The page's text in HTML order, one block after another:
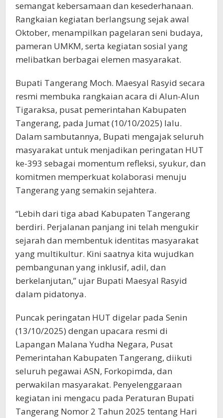
semangat kebersamaan dan kesederhanaan.
Rangkaian kegiatan berlangsung sejak awal
Oktober, menampilkan pagelaran seni budaya,
pameran UMKM, serta kegiatan sosial yang
melibatkan berbagai elemen masyarakat.
Bupati Tangerang Moch. Maesyal Rasyid secara
resmi membuka rangkaian acara di Alun-Alun
Tigaraksa, pusat pemerintahan Kabupaten
Tangerang, pada Jumat (10/10/2025) lalu.
Dalam sambutannya, Bupati mengajak seluruh
masyarakat untuk menjadikan peringatan HUT
ke-393 sebagai momentum refleksi, syukur, dan
komitmen memperkuat kolaborasi menuju
Tangerang yang semakin sejahtera.
“Lebih dari tiga abad Kabupaten Tangerang
berdiri. Perjalanan panjang ini telah mengukir
sejarah dan membentuk identitas masyarakat
yang multikultur. Kini saatnya kita wujudkan
pembangunan yang inklusif, adil, dan
berkelanjutan,” ujar Bupati Maesyal Rasyid
dalam pidatonya.
Puncak peringatan HUT digelar pada Senin
(13/10/2025) dengan upacara resmi di
Lapangan Malana Yudha Negara, Pusat
Pemerintahan Kabupaten Tangerang, diikuti
seluruh pegawai ASN, Forkopimda, dan
perwakilan masyarakat. Penyelenggaraan
kegiatan ini mengacu pada Peraturan Bupati
Tangerang Nomor 2 Tahun 2025 tentang Hari